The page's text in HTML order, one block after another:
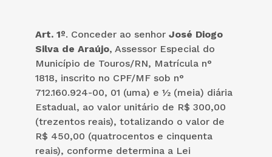
Art. 1º. Conceder ao senhor José Diogo
Silva de Araújo, Assessor Especial do
Município de Touros/RN, Matrícula n°
1818, inscrito no CPF/MF sob n°
712.160.924-00, 01 (uma) e ½ (meia) diária
Estadual, ao valor unitário de R$ 300,00
(trezentos reais), totalizando o valor de
R$ 450,00 (quatrocentos e cinquenta
reais), conforme determina a Lei